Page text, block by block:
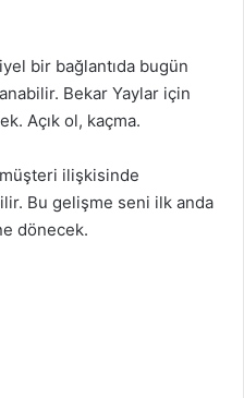
bir bağlantıda bugün
Bekar Yaylar için
Açık ol, kaçma.
ilişkisinde
Bu gelişme seni ilk anda
dönecek.